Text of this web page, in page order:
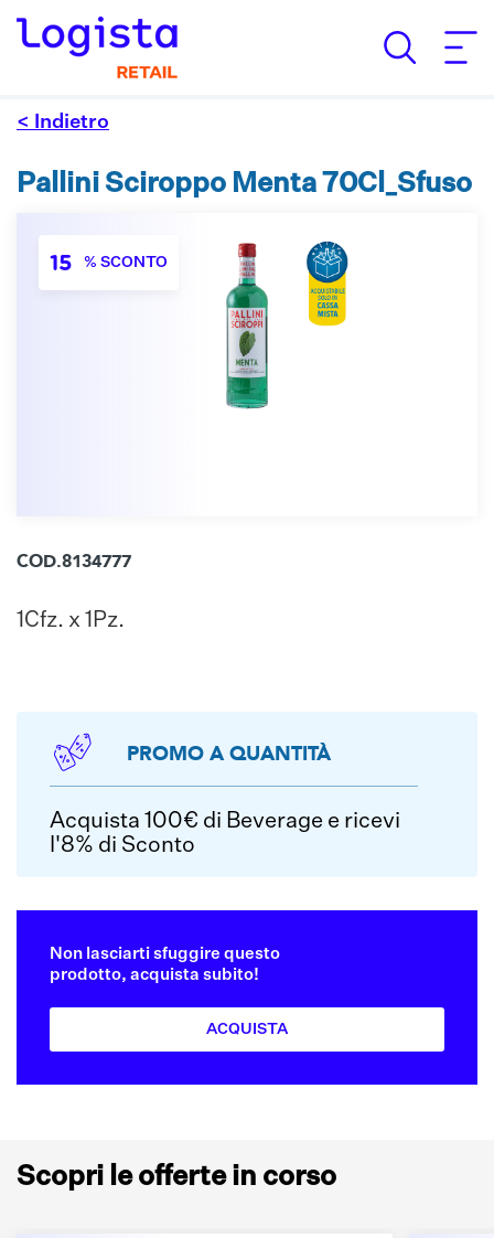
< Indietro
Pallini Sciroppo Menta 70Cl_Sfuso
15 % SCONTO
COD.8134777
1Cfz. x 1Pz.
PROMO A QUANTITÀ
Acquista 100€ di Beverage e ricevi
l'8% di Sconto
Non lasciarti sfuggire questo
prodotto, acquista subito!
ACQUISTA
Scopri le offerte in corso